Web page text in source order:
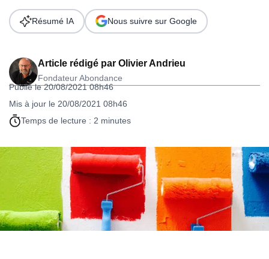
Article rédigé par Olivier Andrieu
Fondateur Abondance
Publié le 20/08/2021 08h46
Mis à jour le 20/08/2021 08h46
Temps de lecture : 2 minutes
Résumé IA Nous suivre sur Google